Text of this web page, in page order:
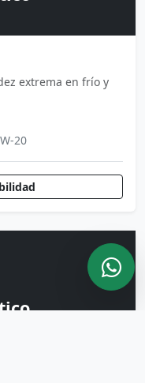
extrema en frío y
20